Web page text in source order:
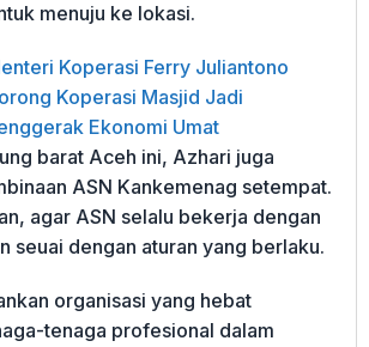
menuju ke lokasi.
Koperasi Ferry Juliantono
Koperasi Masjid Jadi
Ekonomi Umat
barat Aceh ini, Azhari juga
ASN Kankemenag setempat.
agar ASN selalu bekerja dengan
seuai dengan aturan yang berlaku.
organisasi yang hebat
tenaga profesional dalam